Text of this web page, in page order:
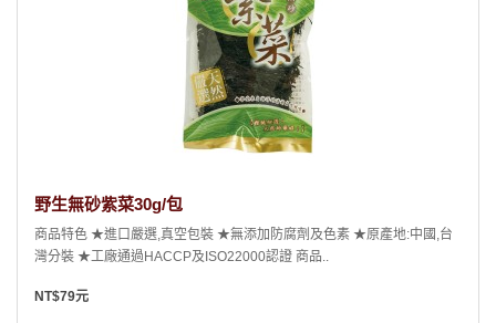
野生無砂紫菜30g/包
商品特色 ★進口嚴選,真空包裝 ★無添加防腐劑及色素 ★原產地:中國,台
灣分裝 ★工廠通過HACCP及ISO22000認證 商品..
NT$79元